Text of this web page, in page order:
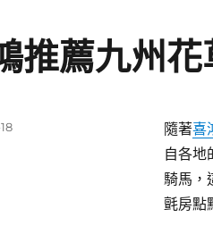
推薦九州
隨著喜
自各地
騎馬，
氈房點